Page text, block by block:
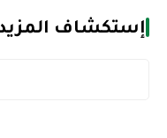
إستكشاف